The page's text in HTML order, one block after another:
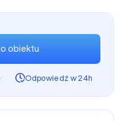
obiektu
Odpowiedź w 24h